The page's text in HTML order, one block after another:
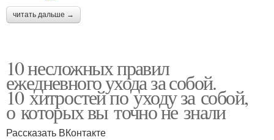
читать дальше →
10 несложных правил
ежедневного ухода за собой.
10 хитростей по уходу за собой,
о которых вы точно не знали
Рассказать ВКонтакте